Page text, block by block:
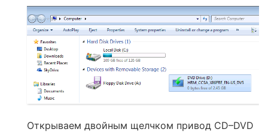
Открываем двойным щелчком привод CD–DVD